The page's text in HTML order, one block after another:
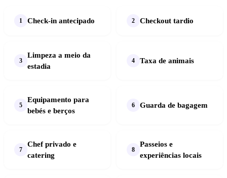
Check-in antecipado Checkout tardio
Limpeza a meio da
estadia
Taxa de animais
Equipamento para
bebés e berços
Guarda de bagagem
Chef privado e
catering
Passeios e
experiências locais